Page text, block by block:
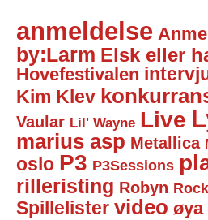
anmeldelse
by:Larm Elsk eller
Hovefestivalen
Kim Klev
Vaular Lil' Wayne Live
marius asp Metallica
oslo P3 P3Sessions
rilleristing Robyn
Spillelister video øya